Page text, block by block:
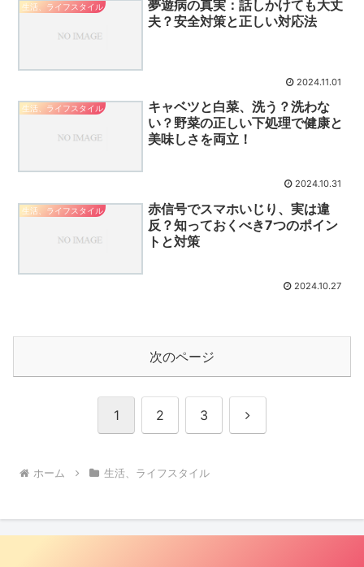
生活、ライフスタイル
夢遊病の真実：話しかけても大丈
夫？安全対策と正しい対応法
2024.11.01
生活、ライフスタイル
キャベツと白菜、洗う？洗わな
い？野菜の正しい下処理で健康と
美味しさを両立！
2024.10.31
生活、ライフスタイル
赤信号でスマホいじり、実は違
反？知っておくべき7つのポイン
トと対策
2024.10.27
次のページ
1 2 3 次
ホーム 生活、ライフスタイル